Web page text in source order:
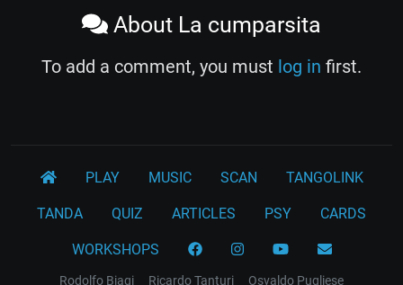
About La cumparsita
To add a comment, you must log in first.
PLAY MUSIC SCAN TANGOLINK
TANDA QUIZ ARTICLES PSY CARDS
WORKSHOPS
Rodolfo Biagi Ricardo Tanturi Osvaldo Pugliese